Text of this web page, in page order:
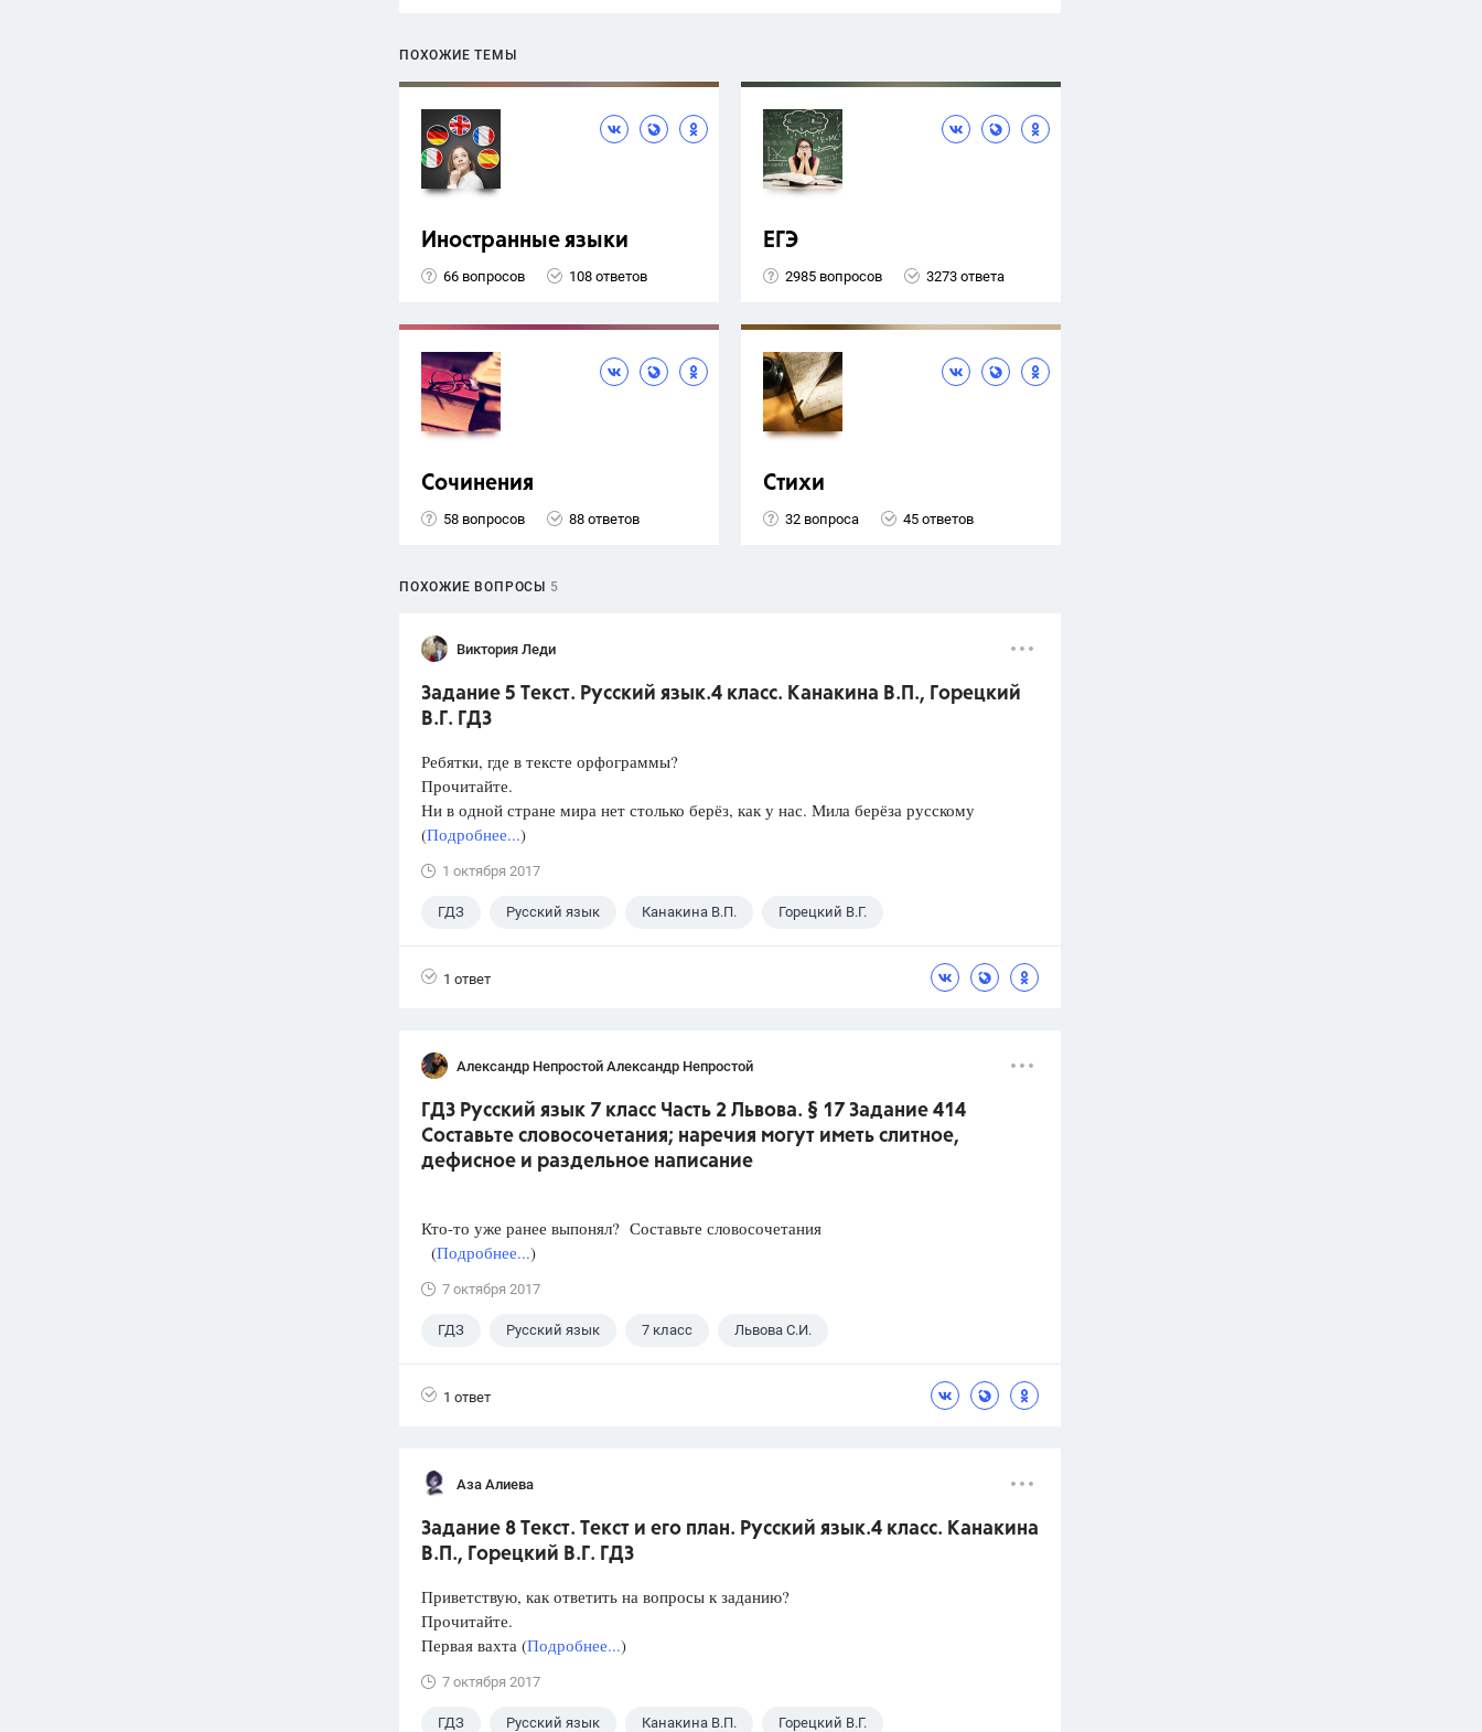
ПОХОЖИЕ ТЕМЫ
Иностранные языки
66 вопросов 108 ответов
ЕГЭ
2985 вопросов 3273 ответа
Сочинения
58 вопросов 88 ответов
Стихи
32 вопроса 45 ответов
ПОХОЖИЕ ВОПРОСЫ 5
Виктория Леди
Задание 5 Текст. Русский язык.4 класс. Канакина В.П., Горецкий
В.Г. ГДЗ
Ребятки, где в тексте орфограммы?
Прочитайте.
Ни в одной стране мира нет столько берёз, как у нас. Мила берёза русскому
(Подробнее...)
1 октября 2017
ГДЗ Русский язык Канакина В.П. Горецкий В.Г.
1 ответ
Александр Непростой Александр Непростой
ГДЗ Русский язык 7 класс Часть 2 Львова. § 17 Задание 414
Составьте словосочетания; наречия могут иметь слитное,
дефисное и раздельное написание
Кто-то уже ранее выпонял? Составьте словосочетания
(Подробнее...)
7 октября 2017
ГДЗ Русский язык 7 класс Львова С.И.
1 ответ
Аза Алиева
Задание 8 Текст. Текст и его план. Русский язык.4 класс. Канакина
В.П., Горецкий В.Г. ГДЗ
Приветствую, как ответить на вопросы к заданию?
Прочитайте.
Первая вахта (Подробнее...)
7 октября 2017
ГДЗ Русский язык Канакина В.П. Горецкий В.Г.